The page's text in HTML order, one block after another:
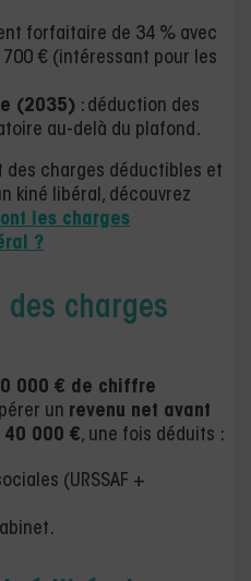
forfaitaire de 34 % avec
700 € (intéressant pour les
(2035) : déduction des
au-delà du plafond.
des charges déductibles et
kiné libéral, découvrez
les charges
?
des charges
000 € de chiffre
un revenu net avant
40 000 €, une fois déduits :
(URSSAF +